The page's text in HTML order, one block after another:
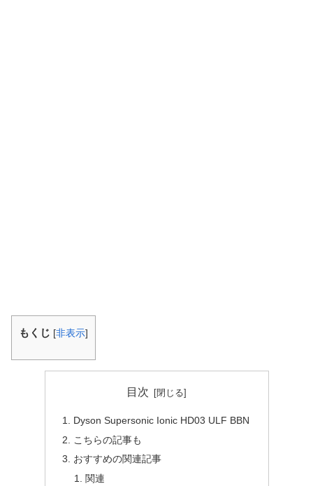
もくじ [非表示]
目次
Dyson Supersonic Ionic HD03 ULF BBN
こちらの記事も
おすすめの関連記事
関連